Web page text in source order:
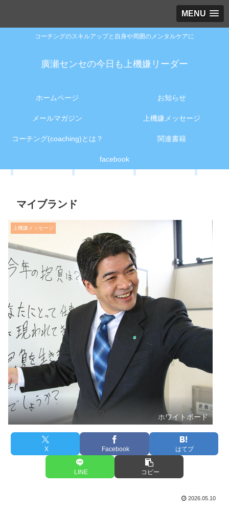
MENU
コーチングのスキルアップと自身や周囲のメンタルケアに
廣瀬センセの今日も上機嫌リーダー
ホームページ お知らせ
メールマガジン 上機嫌メッセージ
コーチング(coaching)とは？ 関連書籍
facebook
マイブランド
上機嫌メッセージ
ホワイトボード
X Facebook はてブ
LINE コピー
2026.05.10